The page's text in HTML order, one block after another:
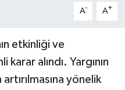
A- A+
etkinliği ve
alındı. Yargının
yönelik